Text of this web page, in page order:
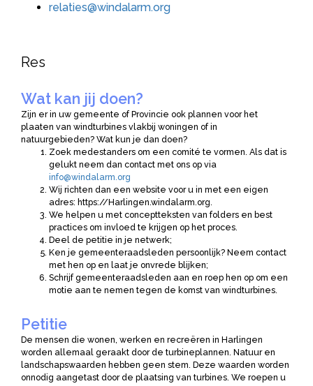
relaties@windalarm.org
Res
Wat kan jij doen?
Zijn er in uw gemeente of Provincie ook plannen voor het
plaaten van windturbines vlakbij woningen of in
natuurgebieden? Wat kun je dan doen?
Zoek medestanders om een comité te vormen. Als dat is
gelukt neem dan contact met ons op via
info@windalarm.org
Wij richten dan een website voor u in met een eigen
adres: https://Harlingen.windalarm.org.
We helpen u met conceptteksten van folders en best
practices om invloed te krijgen op het proces.
Deel de petitie in je netwerk;
Ken je gemeenteraadsleden persoonlijk? Neem contact
met hen op en laat je onvrede blijken;
Schrijf gemeenteraadsleden aan en roep hen op om een
motie aan te nemen tegen de komst van windturbines.
Petitie
De mensen die wonen, werken en recreëren in Harlingen
worden allemaal geraakt door de turbineplannen. Natuur en
landschapswaarden hebben geen stem. Deze waarden worden
onnodig aangetast door de plaatsing van turbines. We roepen u